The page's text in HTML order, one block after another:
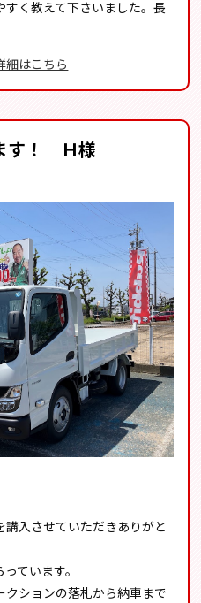
く教えて下さいました。長
細はこちら
す！ Ｈ様
入させていただきありがと
ています。
ションの落札から納車まで